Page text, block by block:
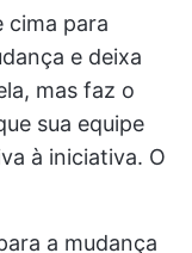
cima para
e deixa
mas faz o
sua equipe
à iniciativa. O
a mudança